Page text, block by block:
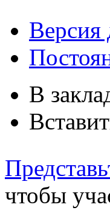
Версия
В
чтобы